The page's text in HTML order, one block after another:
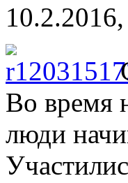
Во время
люди